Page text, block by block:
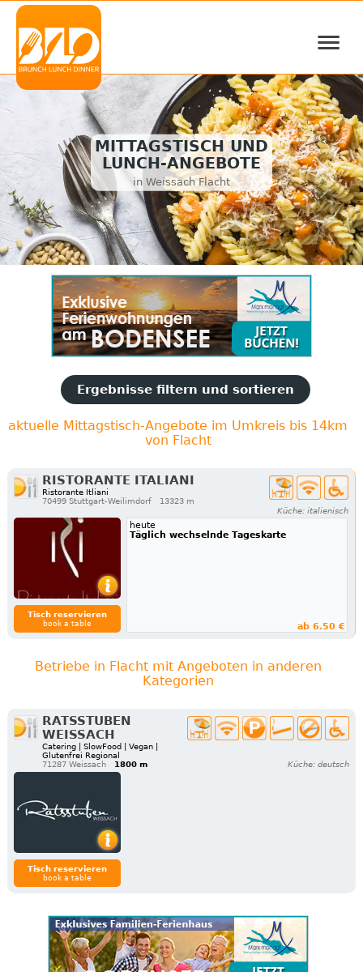
≡
MITTAGSTISCH UND
LUNCH-ANGEBOTE
in Weissach Flacht
Ergebnisse filtern und sortieren
aktuelle Mittagstisch-Angebote im Umkreis bis 14km
von Flacht
RISTORANTE ITALIANI
Ristorante Itliani
70499 Stuttgart-Weilimdorf
13323 m
Küche: italienisch
Tisch reservieren
book a table
heute
Täglich wechselnde Tageskarte
ab 6.50 €
Betriebe in Flacht mit Angeboten in anderen
Kategorien
RATSSTUBEN
WEISSACH
Catering | SlowFood | Vegan |
Glutenfrei Regional
71287 Weissach
1800 m Küche: deutsch
Tisch reservieren
book a table